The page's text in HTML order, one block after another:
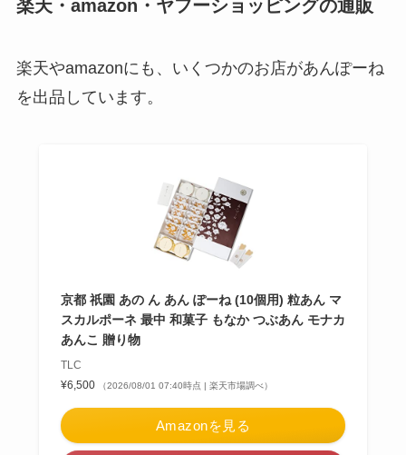
楽天・amazon・ヤフーショッピングの通販
楽天やamazonにも、いくつかのお店があんぽーね
を出品しています。
京都 祇園 あの ん あん ぽーね (10個用) 粒あん マ
スカルポーネ 最中 和菓子 もなか つぶあん モナカ
あんこ 贈り物
TLC
¥6,500
（2026/08/01 07:40時点 | 楽天市場調べ）
Amazonを見る